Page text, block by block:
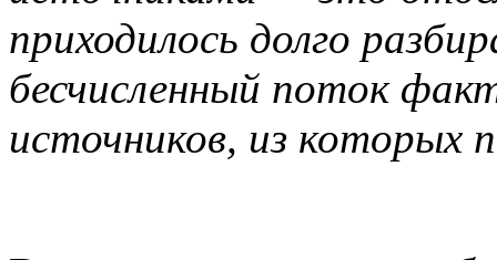
приходилось долго
бесчисленный поток
источников, из которых